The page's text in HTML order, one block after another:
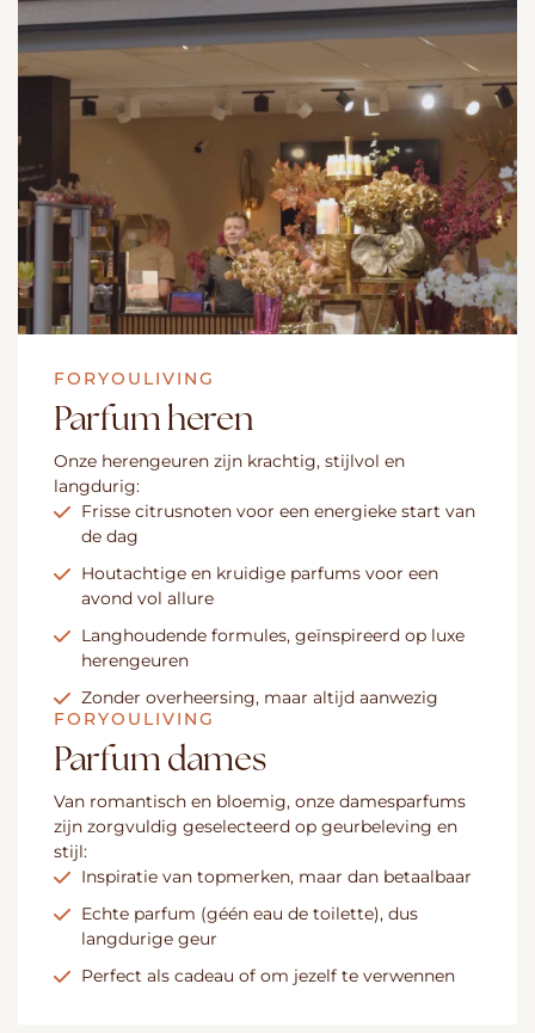
FORYOULIVING
Parfum heren
Onze herengeuren zijn krachtig, stijlvol en
langdurig:
Frisse citrusnoten voor een energieke start van
de dag
Houtachtige en kruidige parfums voor een
avond vol allure
Langhoudende formules, geïnspireerd op luxe
herengeuren
Zonder overheersing, maar altijd aanwezig
FORYOULIVING
Parfum dames
Van romantisch en bloemig, onze damesparfums
zijn zorgvuldig geselecteerd op geurbeleving en
stijl:
Inspiratie van topmerken, maar dan betaalbaar
Echte parfum (géén eau de toilette), dus
langdurige geur
Perfect als cadeau of om jezelf te verwennen